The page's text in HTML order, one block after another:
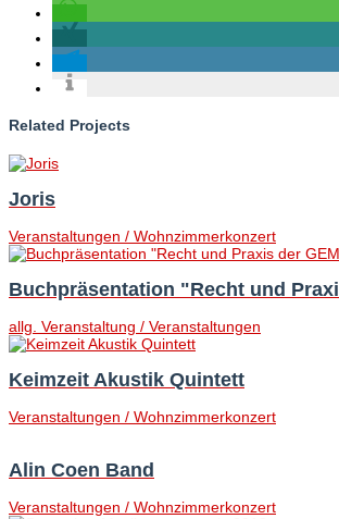
Related Projects
Joris
Veranstaltungen / Wohnzimmerkonzert
Buchpräsentation "Recht und
allg. Veranstaltung / Veranstaltungen
Keimzeit Akustik Quintett
Veranstaltungen / Wohnzimmerkonzert
Alin Coen Band
Veranstaltungen / Wohnzimmerkonzert